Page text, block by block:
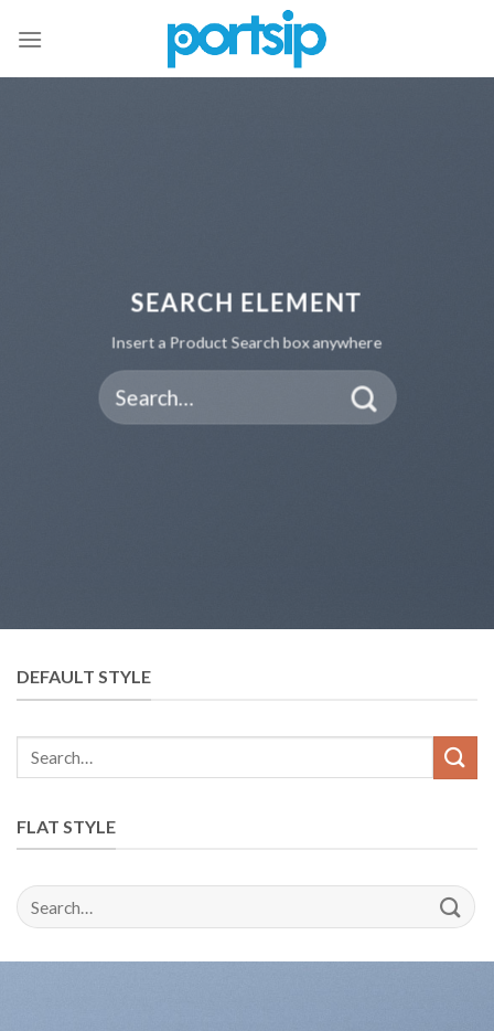
SEARCH ELEMENT
Insert a Product Search box anywhere
DEFAULT STYLE
FLAT STYLE